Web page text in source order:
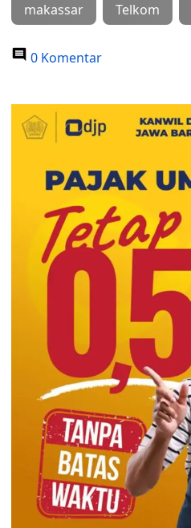
makassar Telkom
0 Komentar